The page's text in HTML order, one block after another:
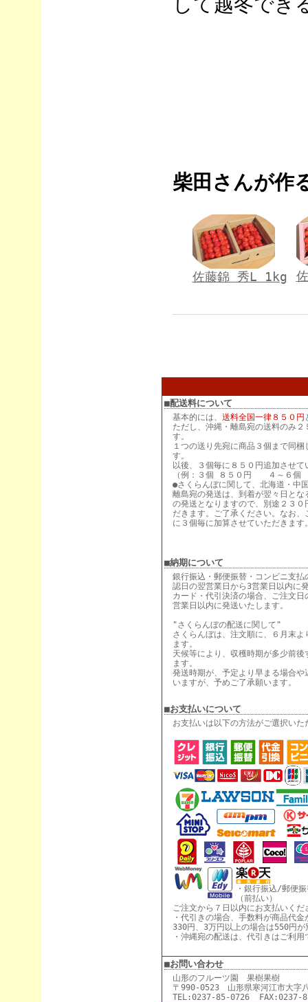
柴田さんが作
佐藤錦 秀L 1kg
■配送料について
基本的には、 送料全国一律８５０円
ただし、沖縄・離島宛の送料のみ２
す。
１つの送り先宛に商品３個まで同梱
す。
以後、３個毎に８５０円追加させて
（例：３個 ８５０円 ４～６個
●さくらんぼに関して、北海道・中
離島宛の発送は、到着が翌々日とな
の発送となりますので、別途２３０
だきます。ご了承ください。なお、
に３個毎に加算させていただきます
■納期について
銀行振込・郵便振替・コンビニ支払
認日の翌営業日から3営業日以内に
カード・代引決済の場合、ご注文日
営業日以内に発送いたします。
"さくらんぼの配送に関して"
さくらんぼは、注文順に、６月末よ
ます。
天候等により、収穫時期が多少前後
ます。
発送時期が、予定より早まる場合や
いますが、予めご了承願います。
■お支払いについて
お支払いは以下の方法がご選択いた
・銀行振込/郵便
（前払い）
ご注文から７日以内にお支払いくだ
・代引きの場合、手数料が商品代
330円、3万円以上の場合は550円が
・沖縄宛の配送は、代引きはご利用
■お問い合わせ
山形のフルーツ園 果樹果樹
〒990-0523 山形県寒河江市大字
TEL:0237-85-0726 FAX:0237-